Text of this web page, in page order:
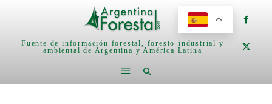
Fuente de información forestal, foresto-industrial y
ambiental de Argentina y América Latina